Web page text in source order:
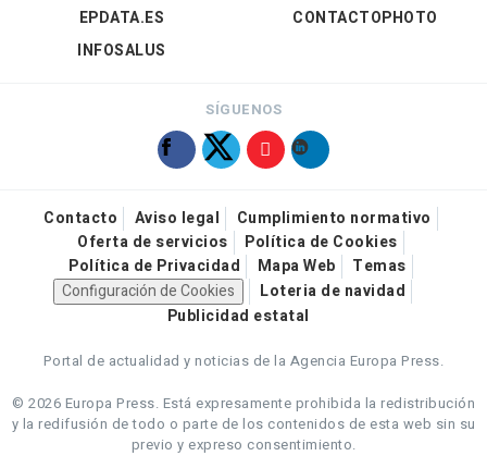
EPDATA.ES
INFOSALUS
CONTACTOPHOTO
SÍGUENOS
Contacto Aviso legal
Cumplimiento normativo
Oferta de servicios
Política de Cookies
Política de Privacidad
Mapa Web
Temas
Configuración de Cookies
Loteria de navidad
Publicidad estatal
Portal de actualidad y noticias de la Agencia Europa Press.
© 2026 Europa Press. Está expresamente prohibida la redistribución
y la redifusión de todo o parte de los contenidos de esta web sin su
previo y expreso consentimiento.